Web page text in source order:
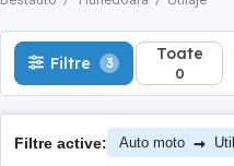
Filtre 3 Toate
0
Filtre active: Auto moto →